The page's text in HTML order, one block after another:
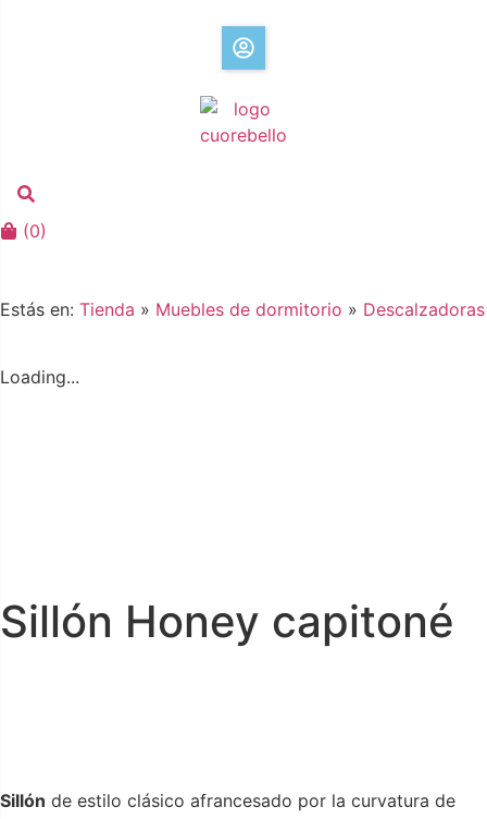
(0)
Estás en: Tienda » Muebles de dormitorio » Descalzadoras
Loading...
Sillón Honey capitoné
Sillón de estilo clásico afrancesado por la curvatura de